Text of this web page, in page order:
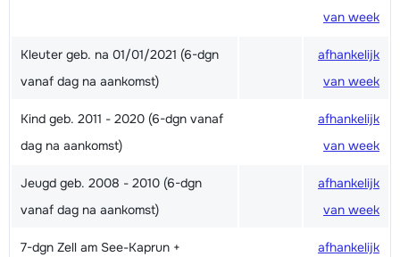
van week
Kleuter geb. na 01/01/2021 (6-dgn
vanaf dag na aankomst)
afhankelijk
van week
Kind geb. 2011 - 2020 (6-dgn vanaf
dag na aankomst)
afhankelijk
van week
Jeugd geb. 2008 - 2010 (6-dgn
vanaf dag na aankomst)
afhankelijk
van week
7-dgn Zell am See-Kaprun +
afhankelijk